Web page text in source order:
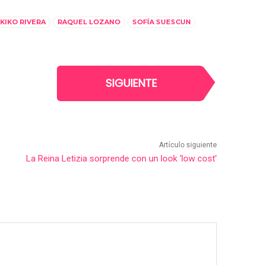
KIKO RIVERA RAQUEL LOZANO
SOFÍA SUESCUN
SIGUIENTE
Artículo siguiente
La Reina Letizia sorprende con un look ‘low cost’